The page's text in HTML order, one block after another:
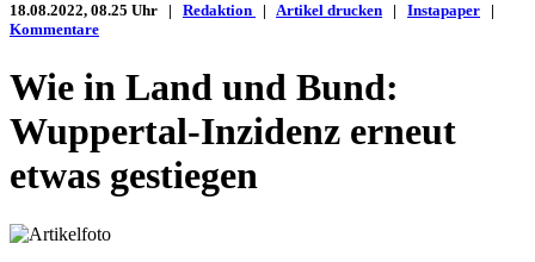
18.08.2022, 08.25 Uhr | Redaktion | Artikel drucken | Instapaper |
Kommentare
Wie in Land und Bund:
Wuppertal-Inzidenz erneut
etwas gestiegen